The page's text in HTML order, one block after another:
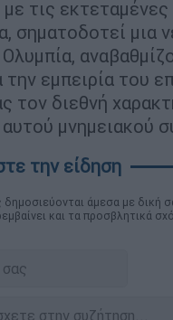
τις
σηματοδοτεί μια
την εμπειρία του
τον διεθνή
μνημειακού
δημοσιεύονται άμεσα με δική
και τα προσβλητικά